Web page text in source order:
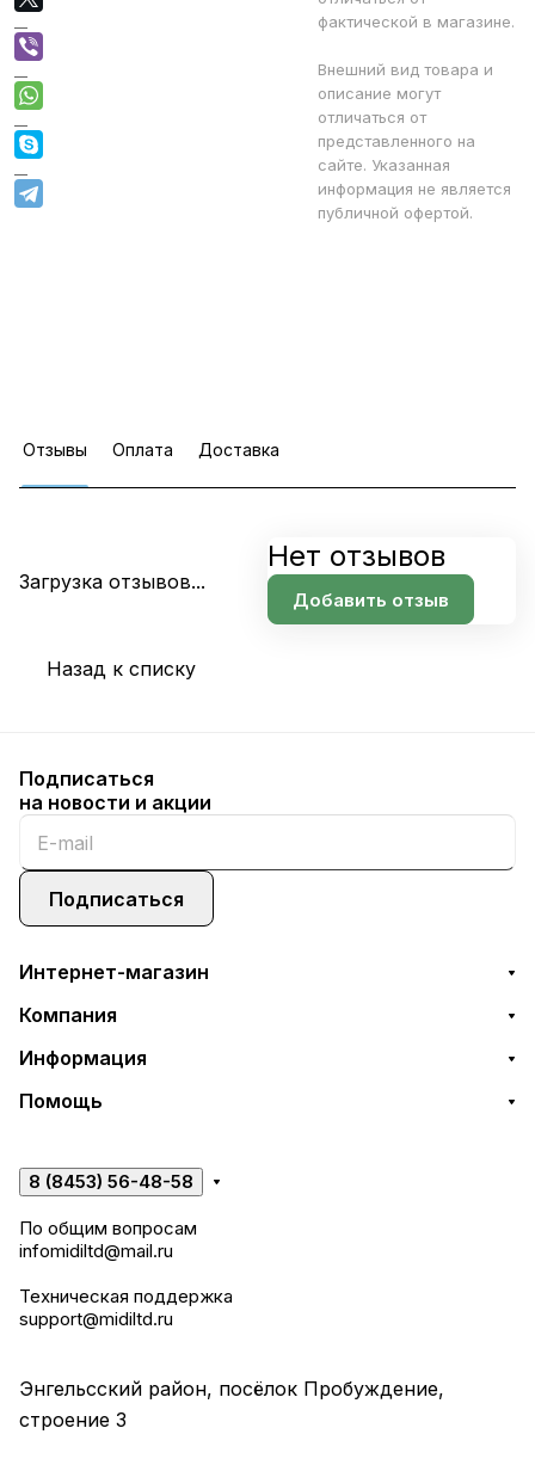
фактической в магазине.
Внешний вид товара и
описание могут
отличаться от
представленного на
сайте. Указанная
информация не является
публичной офертой.
Отзывы Оплата Доставка
Загрузка отзывов...
Нет отзывов
Добавить отзыв
Назад к списку
Подписаться
на новости и акции
Подписаться
Интернет-магазин
Компания
Информация
Помощь
8 (8453) 56-48-58
По общим вопросам
infomidiltd@mail.ru
Техническая поддержка
support@midiltd.ru
Энгельсский район, посёлок Пробуждение,
строение 3